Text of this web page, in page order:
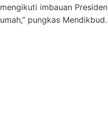
imbauan Presiden
pungkas Mendikbud.